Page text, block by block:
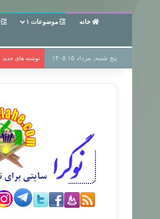
خانه موضوعات ۱
پنج شنبه, مرداد ۱۵ ۱۴۰۵ نوشته های جدید